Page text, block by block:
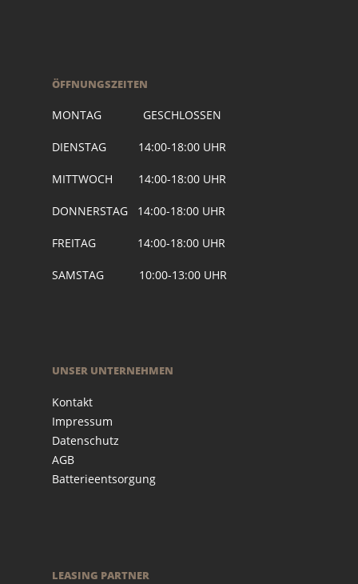
ÖFFNUNGSZEITEN
MONTAG GESCHLOSSEN
DIENSTAG 14:00-18:00 UHR
MITTWOCH 14:00-18:00 UHR
DONNERSTAG 14:00-18:00 UHR
FREITAG 14:00-18:00 UHR
SAMSTAG 10:00-13:00 UHR
UNSER UNTERNEHMEN
Kontakt
Impressum
Datenschutz
AGB
Batterieentsorgung
LEASING PARTNER